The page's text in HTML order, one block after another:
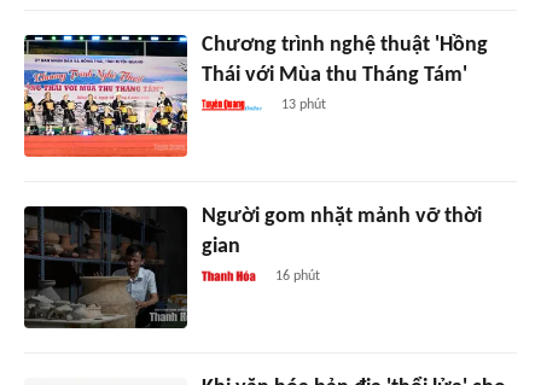
Chương trình nghệ thuật 'Hồng
Thái với Mùa thu Tháng Tám'
13 phút
Người gom nhặt mảnh vỡ thời
gian
16 phút